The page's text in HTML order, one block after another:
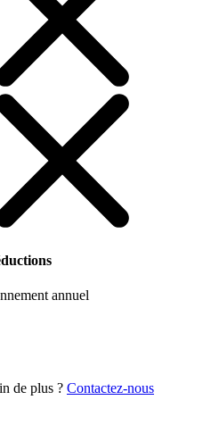
annuel
de plus ? Contactez-nous